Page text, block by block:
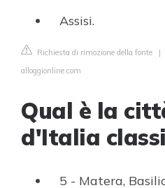
Assisi.
Richiesta di rimozione della fonte |
alloggionline.com
Qual è la
d'Italia
5 - Matera,